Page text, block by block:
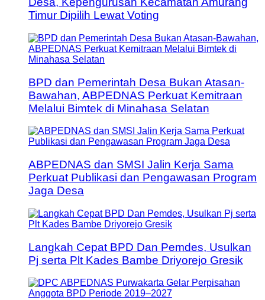
Timur Dipilih Lewat Voting
BPD dan Pemerintah Desa Bukan Atasan-
Bawahan, ABPEDNAS Perkuat Kemitraan
Melalui Bimtek di Minahasa Selatan
ABPEDNAS dan SMSI Jalin Kerja Sama
Perkuat Publikasi dan Pengawasan Program
Jaga Desa
Langkah Cepat BPD Dan Pemdes, Usulkan
Pj serta Plt Kades Bambe Driyorejo Gresik